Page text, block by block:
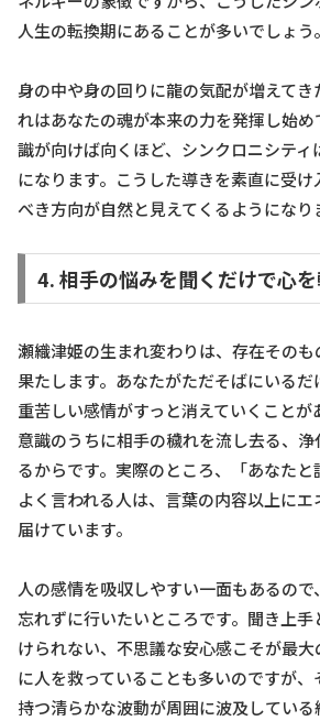
人生の転換期にあることが多いでしょう。
身の中や身の回りに龍の気配が増えてき
れはあなたの魂が本来の力を発揮し始
識が向けば向くほど、シンクロニシティ
になります。こうした導きを素直に受け
べき方向が自然と見えてくるようになり
4. 相手の悩みを聞くだけで心
瀬織津姫の生まれ変わりは、存在その
果たします。あなたがただそばにいるだ
重苦しい感情がすっと消えていくことが
意識のうちに相手の穢れを流し去る、
るからです。実際のところ、「あなたと
よく言われる人は、言葉の内容以上に
届けています。
人の感情を吸収しやすい一面もあるの
忘れずに行いたいところです。聞き上
けられない、不思議な安心感こそが最
に人を救っていることも多いのですが
持つ清らかな波動が周囲に波及している